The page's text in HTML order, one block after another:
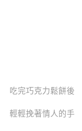
吃完巧克力鬆餅後
輕輕挽著情人的手